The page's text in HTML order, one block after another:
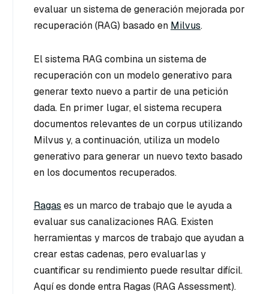
evaluar un sistema de generación mejorada por
recuperación (RAG) basado en Milvus.
El sistema RAG combina un sistema de
recuperación con un modelo generativo para
generar texto nuevo a partir de una petición
dada. En primer lugar, el sistema recupera
documentos relevantes de un corpus utilizando
Milvus y, a continuación, utiliza un modelo
generativo para generar un nuevo texto basado
en los documentos recuperados.
Ragas es un marco de trabajo que le ayuda a
evaluar sus canalizaciones RAG. Existen
herramientas y marcos de trabajo que ayudan a
crear estas cadenas, pero evaluarlas y
cuantificar su rendimiento puede resultar difícil.
Aquí es donde entra Ragas (RAG Assessment).